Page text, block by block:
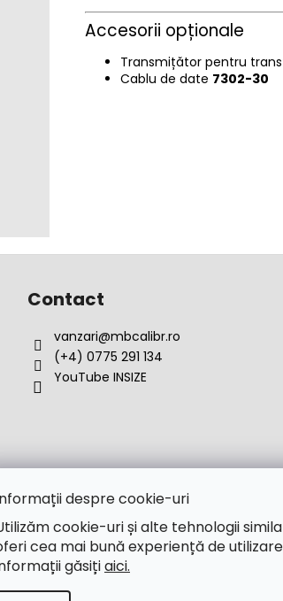
despre cookie-uri
cookie-uri și alte tehnologii
cea mai bună experiență de
găsițiaici.
Accesorii opționale
Transmițător pentru
Cablu de date 7302-30
Contact
vanzari@mbcalibr.ro
(+4) 0775 291 134
YouTube INSIZE